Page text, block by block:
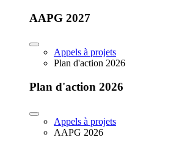
AAPG 2027
Appels à projets
Plan d'action 2026
Plan d'action 2026
Appels à projets
AAPG 2026